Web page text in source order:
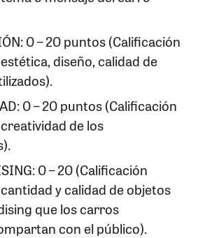
0 – 20 puntos (Calificación
diseño, calidad de
0 – 20 puntos (Calificación
de los
0 – 20 (Calificación
y calidad de objetos
que los carros
con el público).